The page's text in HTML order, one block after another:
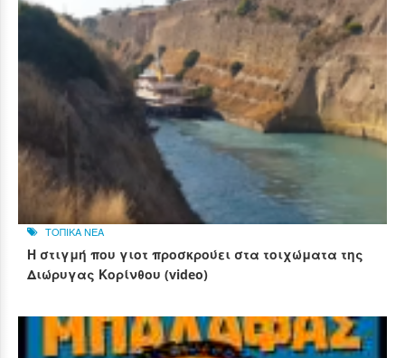
ΤΟΠΙΚΑ ΝΕΑ
Η στιγμή που γιοτ προσκρούει στα τοιχώματα της
Διώρυγας Κορίνθου (video)